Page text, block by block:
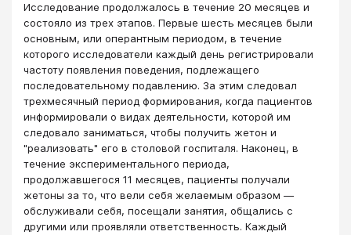
Исследование продолжалось в течение 20 месяцев и
состояло из трех этапов. Первые шесть месяцев были
основным, или оперантным периодом, в течение
которого исследователи каждый день регистрировали
частоту появления поведения, подлежащего
последовательному подавлению. За этим следовал
трехмесячный период формирования, когда пациентов
информировали о видах деятельности, которой им
следовало заниматься, чтобы получить жетон и
"реализовать" его в столовой госпиталя. Наконец, в
течение экспериментального периода,
продолжавшегося 11 месяцев, пациенты получали
жетоны за то, что вели себя желаемым образом —
обслуживали себя, посещали занятия, общались с
другими или проявляли ответственность. Каждый